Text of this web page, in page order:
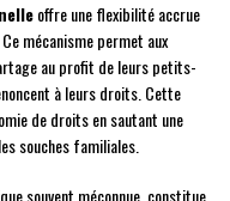
offre une flexibilité accrue
mécanisme permet aux
au profit de leurs petits-
à leurs droits. Cette
de droits en sautant une
souches familiales.
souvent méconnue, constitue